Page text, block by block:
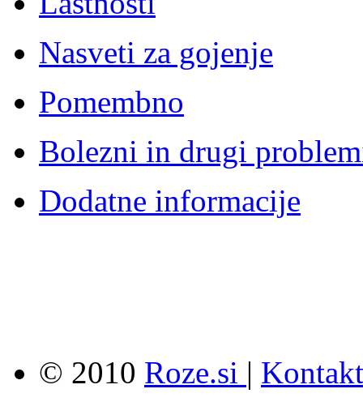
Nasveti za gojenje
Pomembno
Bolezni in drugi
Dodatne informacije
© 2010 Roze.si | Kontakt